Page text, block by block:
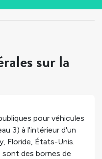
sur la
pour véhicules
3) à l'intérieur d'un
, Floride, États-Unis.
sont des bornes de